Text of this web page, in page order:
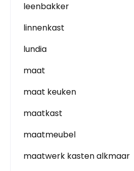
leenbakker
linnenkast
lundia
maat
maat keuken
maatkast
maatmeubel
maatwerk kasten alkmaar